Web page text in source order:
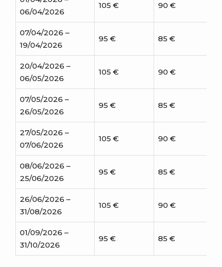
06/04/2026
105 € 90 €
07/04/2026 –
19/04/2026
95 € 85 €
20/04/2026 –
06/05/2026
105 € 90 €
07/05/2026 –
26/05/2026
95 € 85 €
27/05/2026 –
07/06/2026
105 € 90 €
08/06/2026 –
25/06/2026
95 € 85 €
26/06/2026 –
31/08/2026
105 € 90 €
01/09/2026 –
31/10/2026
95 € 85 €